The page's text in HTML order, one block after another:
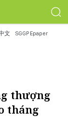
文 SGGP Epaper
thượng
tháng